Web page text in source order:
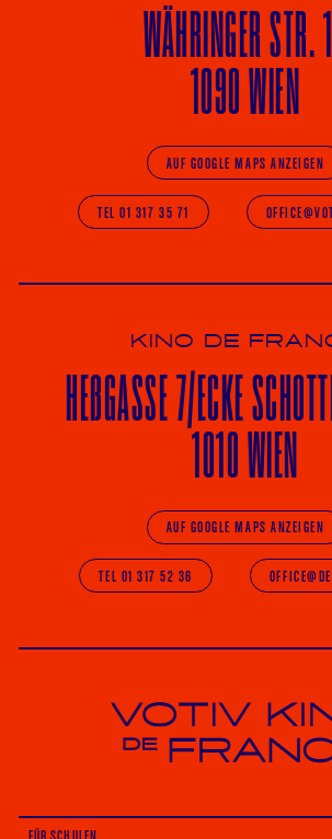
WÄHRINGERSTR.
1090 WIEN
AUF GOOGLE MAPS ANZEIGEN
TEL 01 317 35 71
KINO DE
HEßGASSE 7/ECKE
1010 WIEN
AUF GOOGLE MAPS ANZEIGEN
TEL 01 317 52 36
Votiv Kino und Kino De France in Wien
FÜR SCHULEN